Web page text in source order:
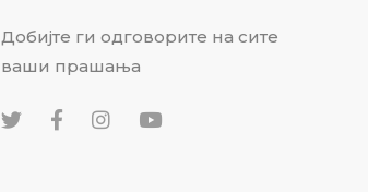
Добијте ги одговорите на сите
ваши прашања